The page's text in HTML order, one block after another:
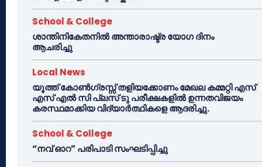
School & College
ശാന്തിനികേതനിൽ അന്താരാഷ്ട്ര യോഗ ദിനം
ആചരിച്ചു
Local News
യൂത്ത് കോൺഗ്രസ്സ് തളിയക്കോണം മേഖല കമ്മറ്റി എസ്
എസ് എൽ സി പ്ലസ് ടു പരീക്ഷകളിൽ ഉന്നതവിജയം
കരസ്ഥമാക്കിയ വിദ്യാർത്ഥികളെ ആദരിച്ചു.
School & College
“നവ് ഓറ” പരിപാടി സംഘടിപ്പിച്ചു